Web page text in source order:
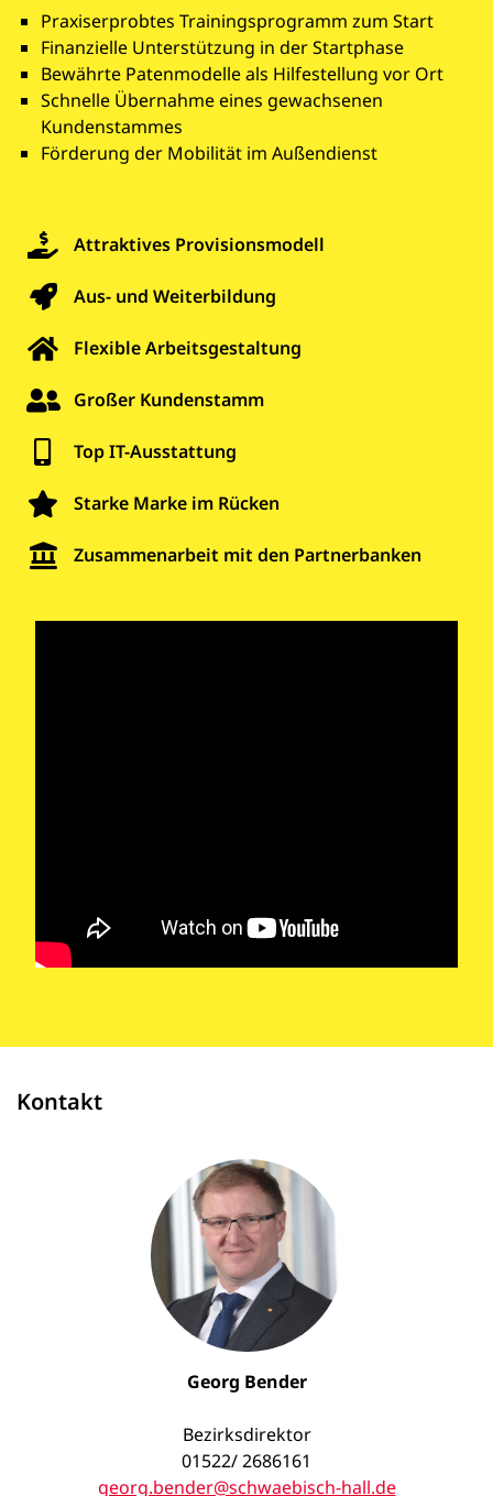
Praxiserprobtes Trainingsprogramm zum Start
Finanzielle Unterstützung in der Startphase
Bewährte Patenmodelle als Hilfestellung vor Ort
Schnelle Übernahme eines gewachsenen
Kundenstammes
Förderung der Mobilität im Außendienst
Attraktives Provisionsmodell
Aus- und Weiterbildung
Flexible Arbeitsgestaltung
Großer Kundenstamm
Top IT-Ausstattung
Starke Marke im Rücken
Zusammenarbeit mit den Partnerbanken
Kontakt
Georg Bender
Bezirksdirektor
01522/ 2686161
georg.bender@schwaebisch-hall.de